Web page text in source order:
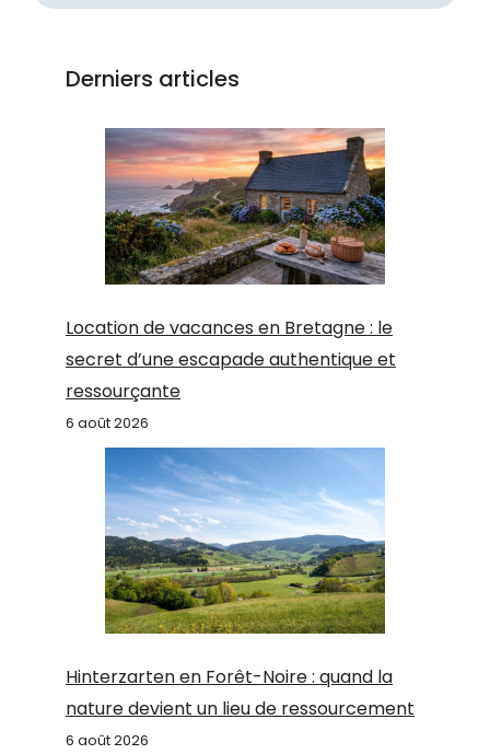
Derniers articles
Location de vacances en Bretagne : le
secret d’une escapade authentique et
ressourçante
6 août 2026
Hinterzarten en Forêt-Noire : quand la
nature devient un lieu de ressourcement
6 août 2026